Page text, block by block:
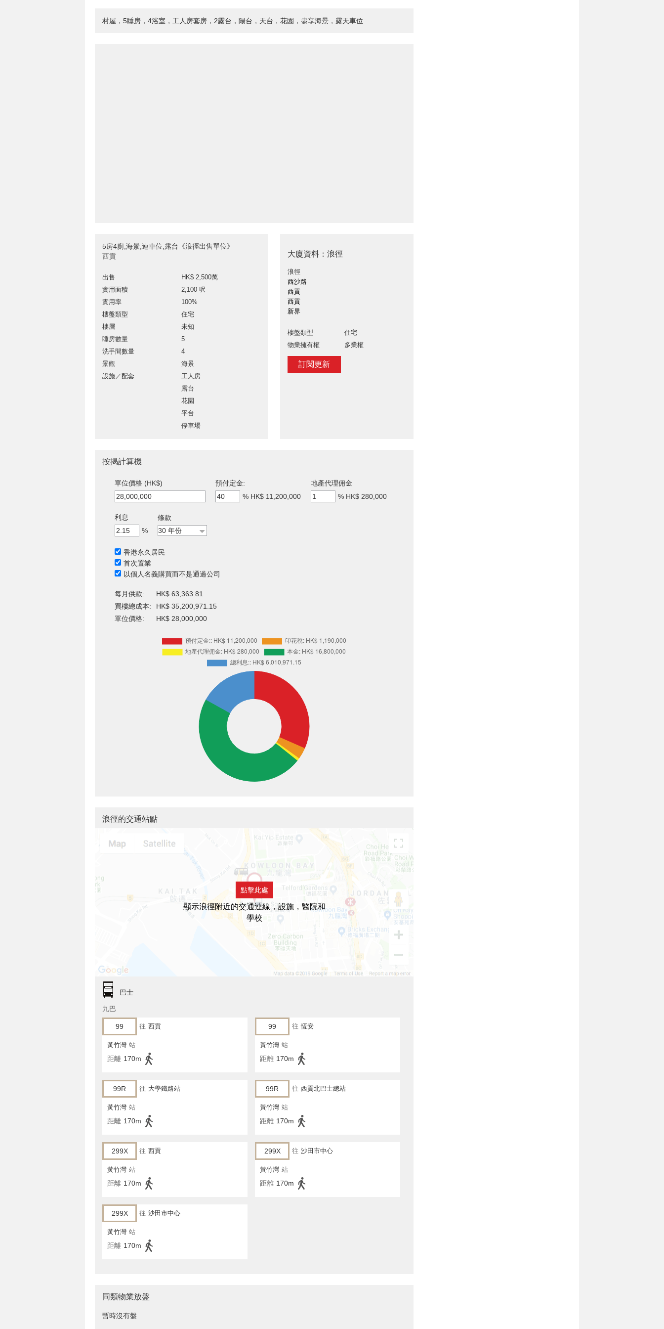
村屋，5睡房，4浴室，工人房套房，2露台，陽台，天台，花園，盡享海景，露天車位
5房4廁,海景,連車位,露台《浪徑出售單位》
西貢
出售
HK$ 2,500萬
實用面積
2,100 呎
實用率
100%
樓盤類型
住宅
樓層
未知
睡房數量
5
洗手間數量
4
景觀
海景
設施／配套
工人房
露台
花園
平台
停車場
大廈資料：浪徑
浪徑
西沙路
西貢
西貢
新界
樓盤類型
住宅
物業擁有權
多業權
訂閱更新
按揭計算機
單位價格 (HK$)
預付定金:
% HK$ 11,200,000
地產代理佣金
% HK$ 280,000
利息
%
條款
香港永久居民
首次置業
以個人名義購買而不是通過公司
每月供款:
HK$ 63,363.81
買樓總成本:
HK$ 35,200,971.15
單位價格:
HK$ 28,000,000
浪徑的交通站點
點擊此處
顯示浪徑附近的交通連線，設施，醫院和
學校
巴士
九巴
99 往 西貢
黃竹灣 站
距離 170m
99 往 恆安
黃竹灣 站
距離 170m
99R 往 大學鐵路站
黃竹灣 站
距離 170m
99R 往 西貢北巴士總站
黃竹灣 站
距離 170m
299X 往 西貢
黃竹灣 站
距離 170m
299X 往 沙田市中心
黃竹灣 站
距離 170m
299X 往 沙田市中心
黃竹灣 站
距離 170m
同類物業放盤
暫時沒有盤